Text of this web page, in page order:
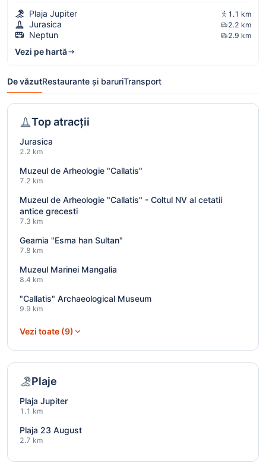
Plaja Jupiter
1.1 km
Jurasica 2.2 km
Neptun 2.9 km
Vezi pe hartă
De văzutRestaurante și baruriTransport
Top atracții
Jurasica
2.2 km
Muzeul de Arheologie "Callatis"
7.2 km
Muzeul de Arheologie "Callatis" - Coltul NV al cetatii
antice grecesti
7.3 km
Geamia "Esma han Sultan"
7.8 km
Muzeul Marinei Mangalia
8.4 km
"Callatis" Archaeological Museum
9.9 km
Vezi toate (9)
Plaje
Plaja Jupiter
1.1 km
Plaja 23 August
2.7 km